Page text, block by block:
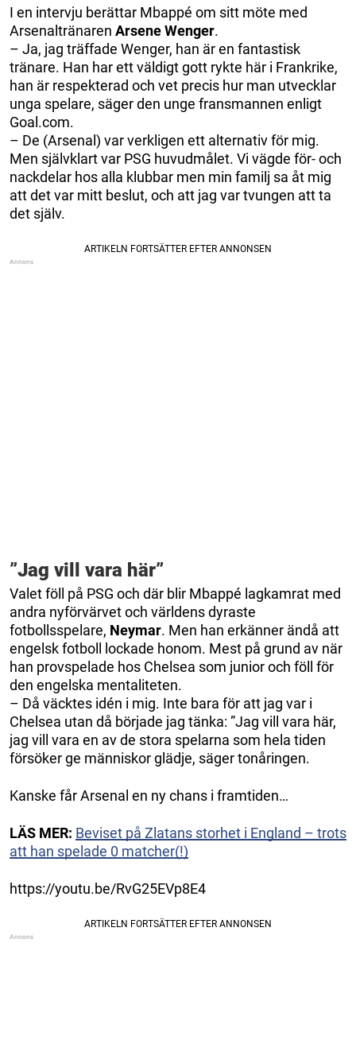
I en intervju berättar Mbappé om sitt möte med
Arsenaltränaren Arsene Wenger.
– Ja, jag träffade Wenger, han är en fantastisk
tränare. Han har ett väldigt gott rykte här i Frankrike,
han är respekterad och vet precis hur man utvecklar
unga spelare, säger den unge fransmannen enligt
Goal.com.
– De (Arsenal) var verkligen ett alternativ för mig.
Men självklart var PSG huvudmålet. Vi vägde för- och
nackdelar hos alla klubbar men min familj sa åt mig
att det var mitt beslut, och att jag var tvungen att ta
det själv.
”Jag vill vara här”
Valet föll på PSG och där blir Mbappé lagkamrat med
andra nyförvärvet och världens dyraste
fotbollsspelare, Neymar. Men han erkänner ändå att
engelsk fotboll lockade honom. Mest på grund av när
han provspelade hos Chelsea som junior och föll för
den engelska mentaliteten.
– Då väcktes idén i mig. Inte bara för att jag var i
Chelsea utan då började jag tänka: ”Jag vill vara här,
jag vill vara en av de stora spelarna som hela tiden
försöker ge människor glädje, säger tonåringen.
Kanske får Arsenal en ny chans i framtiden…
LÄS MER: Beviset på Zlatans storhet i England – trots
att han spelade 0 matcher(!)
https://youtu.be/RvG25EVp8E4